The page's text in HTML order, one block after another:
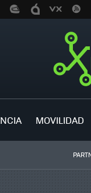
MOVILIDAD